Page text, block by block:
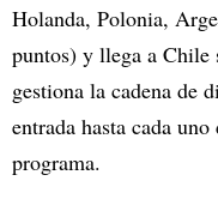
Holanda, Polonia,
puntos) y llega a Chile
gestiona la cadena de
entrada hasta cada
programa.